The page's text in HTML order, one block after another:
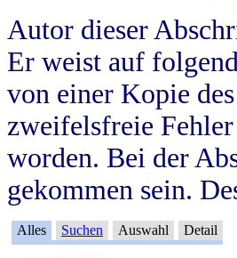
Autor dieser
Er weist auf
von einer Kopie
zweifelsfreie
worden. Bei der
gekommen sein.
Alles Suchen Auswahl Detail